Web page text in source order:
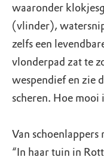
waaronder
(vlinder),
zelfs een
vlonderpad zat te
wespendief en zie
scheren. Hoe mooi
Van schoenlappers
“In haar tuin in